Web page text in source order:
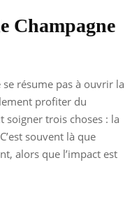
Champagne
se résume pas à ouvrir la
profiter du
soigner trois choses : la
souvent là que
alors que l’impact est